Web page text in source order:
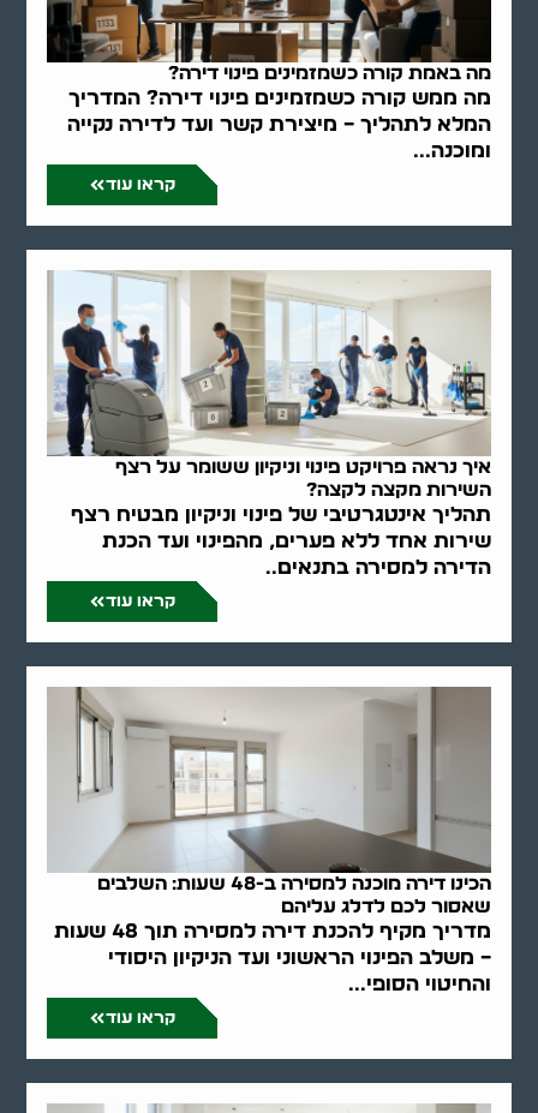
מה באמת קורה כשמזמינים פינוי דירה?
מה ממש קורה כשמזמינים פינוי דירה? המדריך
המלא לתהליך – מיצירת קשר ועד לדירה נקייה
ומוכנה...
קראו עוד
איך נראה פרויקט פינוי וניקיון ששומר על רצף
השירות מקצה לקצה?
תהליך אינטגרטיבי של פינוי וניקיון מבטיח רצף
שירות אחד ללא פערים, מהפינוי ועד הכנת
הדירה למסירה בתנאים..
קראו עוד
הכינו דירה מוכנה למסירה ב-48 שעות: השלבים
שאסור לכם לדלג עליהם
מדריך מקיף להכנת דירה למסירה תוך 48 שעות
– משלב הפינוי הראשוני ועד הניקיון היסודי
והחיטוי הסופי...
קראו עוד